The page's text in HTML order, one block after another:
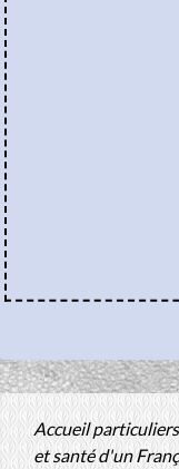
Accueil
et santé d'un